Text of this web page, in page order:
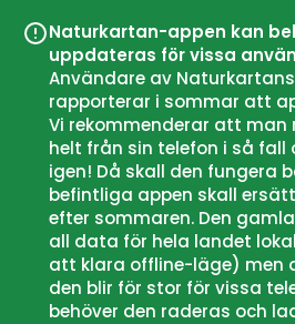
Naturkartan-appen kan
uppdateras för vissa
Användare av
rapporterar i sommar att
Vi rekommenderar att man
helt från sin telefon i så fall
igen! Då skall den fungera
befintliga appen skall
efter sommaren. Den
all data för hela landet
att klara offline-läge) men
den blir för stor för vissa
behöver den raderas och